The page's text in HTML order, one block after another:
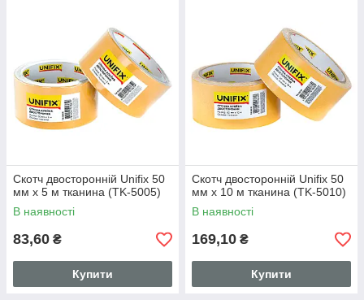
Скотч двосторонній Unifix 50
мм x 5 м тканина (TK-5005)
В наявності
83,60 ₴
Купити
Скотч двосторонній Unifix 50
мм x 10 м тканина (TK-5010)
В наявності
169,10 ₴
Купити